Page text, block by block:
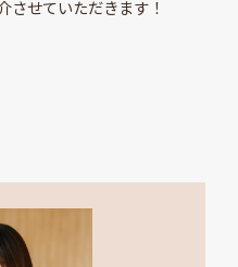
させていただきます！